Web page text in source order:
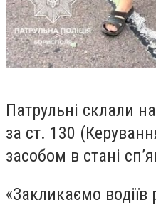
Патрульні склали
за ст. 130
засобом в стані
«Закликаємо водіїв